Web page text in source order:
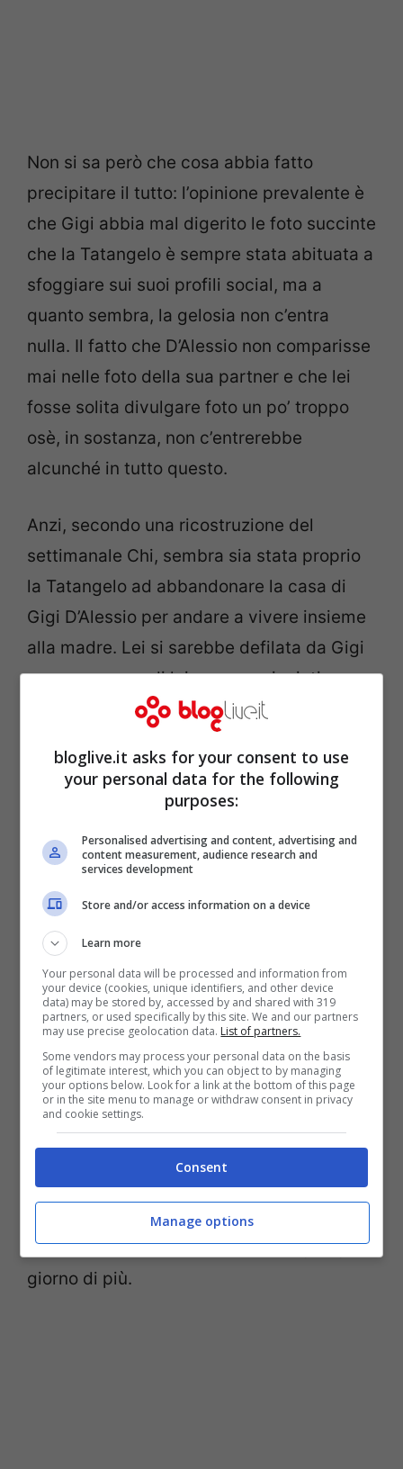
Non si sa però che cosa abbia fatto
precipitare il tutto: l’opinione prevalente è
che Gigi abbia mal digerito le foto succinte
che la Tatangelo è sempre stata abituata a
sfoggiare sui suoi profili social, ma a
quanto sembra, la gelosia non c’entra
nulla. Il fatto che D’Alessio non comparisse
mai nelle foto della sua partner e che lei
fosse solita divulgare foto un po’ troppo
osè, in sostanza, non c’entrerebbe
alcunché in tutto questo.
Anzi, secondo una ricostruzione del
settimanale Chi, sembra sia stata proprio
la Tatangelo ad abbandonare la casa di
Gigi D’Alessio per andare a vivere insieme
alla madre. Lei si sarebbe defilata da Gigi
non appena su di lui sono cominciati a
scandali di tipo economico
è vero che, a ben ricordare, già diversi
mesi fa si parlava dei guai finanziari e
degli innumerevoli debiti del cantante
partneopeo.
C’è ancora una possibilità, seppur minima,
di vederli tornare assieme, anche perché
come dice il detto “non c’è limite alla
speranza”. La situazione però è altamente
compromessa e lo strappo si allarga ogni
giorno di più.
bloglive.it asks for your consent to use
your personal data for the following
purposes:
Personalised advertising and content, advertising and
content measurement, audience research and
services development
Store and/or access information on a device
Learn more
Your personal data will be processed and information from
your device (cookies, unique identifiers, and other device
data) may be stored by, accessed by and shared with 319
partners, or used specifically by this site. We and our partners
may use precise geolocation data. List of partners.
Some vendors may process your personal data on the basis
of legitimate interest, which you can object to by managing
your options below. Look for a link at the bottom of this page
or in the site menu to manage or withdraw consent in privacy
and cookie settings.
Consent
Manage options